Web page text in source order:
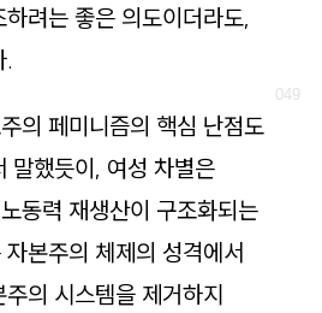
려는 좋은 의도이더라도,
.
의 페미니즘의 핵심 난점도
말했듯이, 여성 차별은
동력 재생산이 구조화되는
본주의 체제의 성격에서
의 시스템을 제거하지